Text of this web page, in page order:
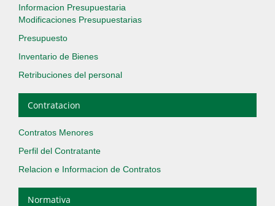
Informacion Presupuestaria
Modificaciones Presupuestarias
Presupuesto
Inventario de Bienes
Retribuciones del personal
Contratacion
Contratos Menores
Perfil del Contratante
Relacion e Informacion de Contratos
Normativa